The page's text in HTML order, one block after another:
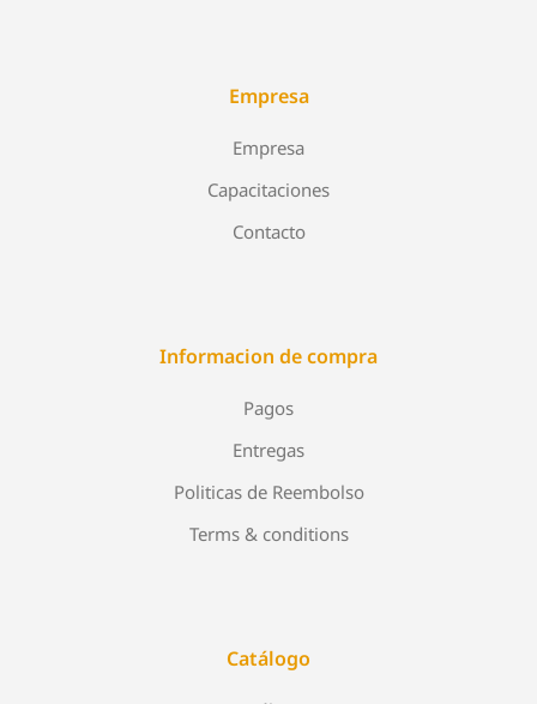
Empresa
Empresa
Capacitaciones
Contacto
Informacion de compra
Pagos
Entregas
Politicas de Reembolso
Terms & conditions
Catálogo